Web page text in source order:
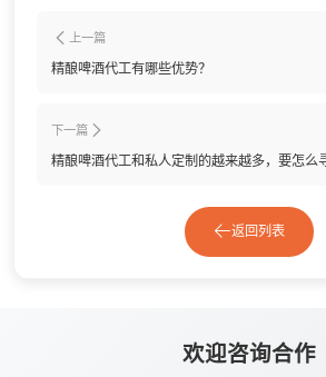
上一篇
精酿啤酒代工有哪些优势？
下一篇
返回列表
欢迎咨询合作